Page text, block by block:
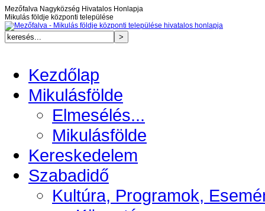
Mezőfalva Nagyközség Hivatalos Honlapja
Mikulás földje központi települése
Kezdőlap
Mikulásfölde
Elmesélés...
Mikulásfölde
Kereskedelem
Szabadidő
Kultúra, Programok,